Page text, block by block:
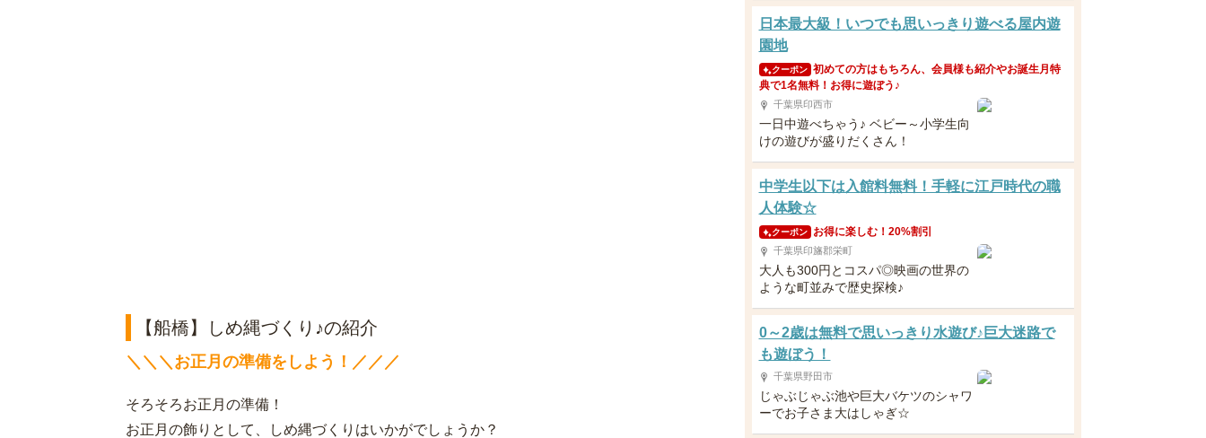
【船橋】しめ縄づくり♪の紹介
＼＼＼お正月の準備をしよう！／／／
そろそろお正月の準備！
お正月の飾りとして、しめ縄づくりはいかがでしょうか？
日本最大級！いつでも思いっきり遊べる屋内遊
園地
クーポン 初めての方はもちろん、会員様も紹介やお誕生月特
典で1名無料！お得に遊ぼう♪
千葉県印西市
一日中遊べちゃう♪ ベビー～小学生向
けの遊びが盛りだくさん！
中学生以下は入館料無料！手軽に江戸時代の職
人体験☆
クーポン お得に楽しむ！20%割引
千葉県印旛郡栄町
大人も300円とコスパ◎映画の世界の
ような町並みで歴史探検♪
0～2歳は無料で思いっきり水遊び♪巨大迷路で
も遊ぼう！
千葉県野田市
じゃぶじゃぶ池や巨大バケツのシャワ
ーでお子さま大はしゃぎ☆